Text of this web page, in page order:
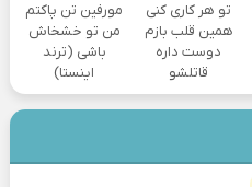
تو هر کاری کنی
همین قلب بازم
دوست داره
قاتلشو
مورفین تن پاکتم
من تو خشخاش
باشی (ترند
اینستا)